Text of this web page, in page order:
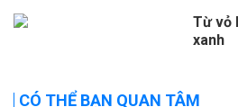
Từ vỏ
xanh
CÓ THỂ BẠN QUAN TÂM